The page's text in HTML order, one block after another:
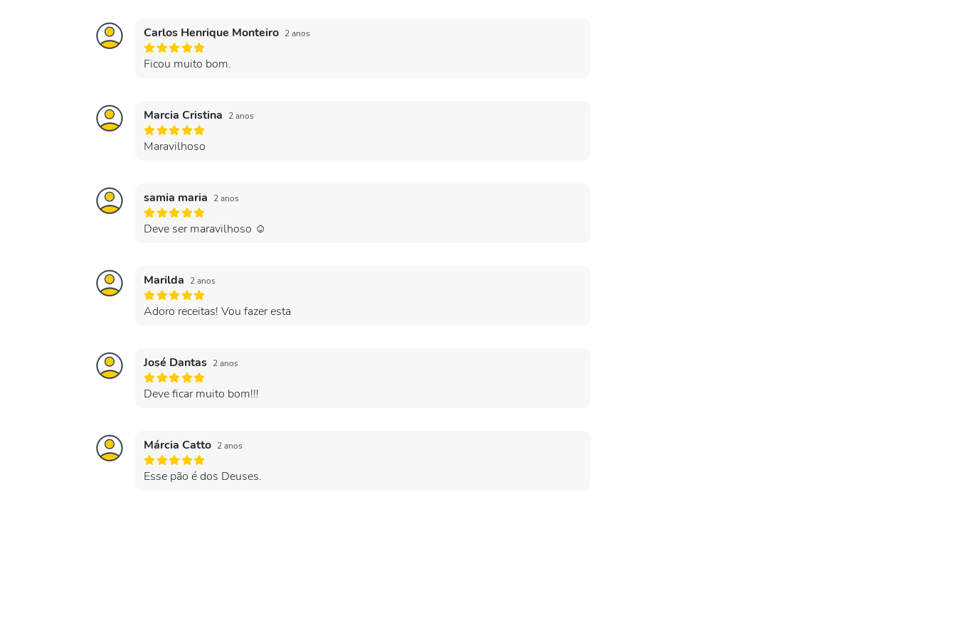
Carlos Henrique Monteiro 2 anos
Ficou muito bom.
Marcia Cristina 2 anos
Maravilhoso
samia maria 2 anos
Deve ser maravilhoso ☺️
Marilda 2 anos
Adoro receitas! Vou fazer esta
José Dantas 2 anos
Deve ficar muito bom!!!
Márcia Catto 2 anos
Esse pão é dos Deuses.